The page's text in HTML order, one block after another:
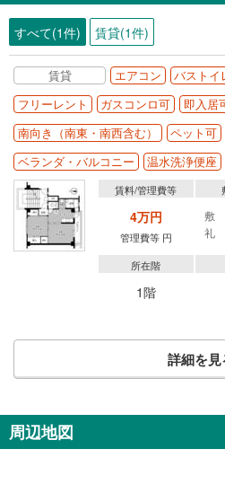
すべて(1件) 賃貸(1件)
賃貸 エアコン バストイ
フリーレント
ガスコンロ可
即入居
南向き（南東・南西含む）
ペット可
ベランダ・バルコニー
温水洗浄便座
賃料/管理費等
4万円
管理費等 円
敷
礼
所在階
1階
詳細を見
周辺地図